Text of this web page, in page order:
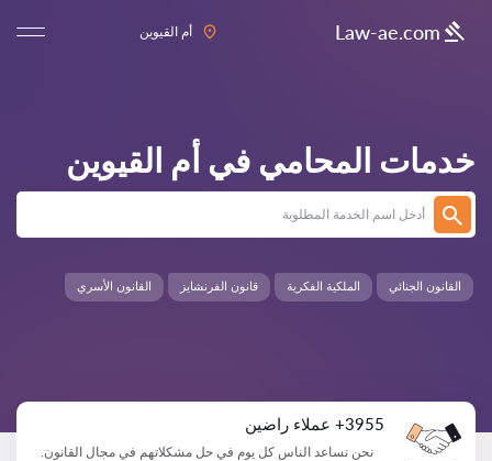
Law-ae.com أم القيوين
خدمات المحامي في أم القيوين
القانون الأسري القانون الجنائي الملكية الفكرية قانون الفرنشايز
3955+ عملاء راضين
نحن نساعد الناس كل يوم في حل مشكلاتهم في مجال القانون.